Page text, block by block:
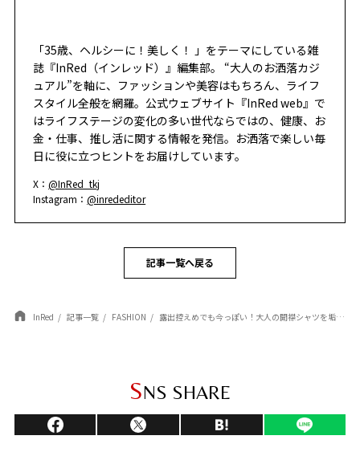
「35歳、ヘルシーに！美しく！ 」をテーマにしている雑
誌『InRed（インレッド）』編集部。 “大人のお洒落カジ
ュアル”を軸に、ファッションや美容はもちろん、ライフ
スタイル全般を網羅。公式ウェブサイト『InRed web』で
はライフステージの変化の多い世代ならではの、健康、お
金・仕事、推し活に関する情報を発信。お洒落で楽しい毎
日に役に立つヒントをお届けしています。
X：@InRed_tkj
Instagram：@inrededitor
記事一覧へ戻る
InRed 記事一覧 FASHION 露出控えめでも今っぽい！大人の開襟シャツを垢抜けさせる「ヘルシーなアメスリインナー」の選び方
SNS SHARE